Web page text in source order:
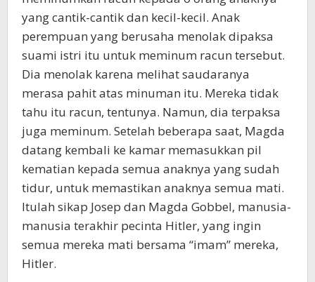
yang cantik-cantik dan kecil-kecil. Anak
perempuan yang berusaha menolak dipaksa
suami istri itu untuk meminum racun tersebut.
Dia menolak karena melihat saudaranya
merasa pahit atas minuman itu. Mereka tidak
tahu itu racun, tentunya. Namun, dia terpaksa
juga meminum. Setelah beberapa saat, Magda
datang kembali ke kamar memasukkan pil
kematian kepada semua anaknya yang sudah
tidur, untuk memastikan anaknya semua mati.
Itulah sikap Josep dan Magda Gobbel, manusia-
manusia terakhir pecinta Hitler, yang ingin
semua mereka mati bersama “imam” mereka,
Hitler.